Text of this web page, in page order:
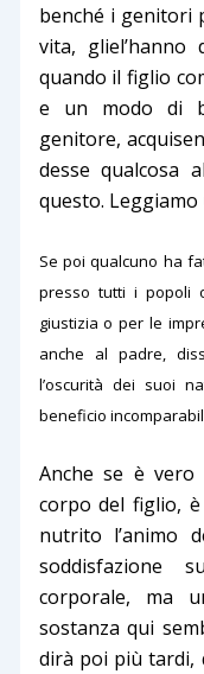
benché i genitori
vita,
quando il figlio
e un modo di
genitore,
desse qualcosa
questo.
Se poi qualcuno ha
presso tutti i popoli
giustizia o per le
anche al padre,
l’oscurità dei suoi
beneficio
Anche se è
corpo del figlio,
nutrito l’animo
soddisfazione
corporale, ma
sostanza qui
dirà poi più tardi,